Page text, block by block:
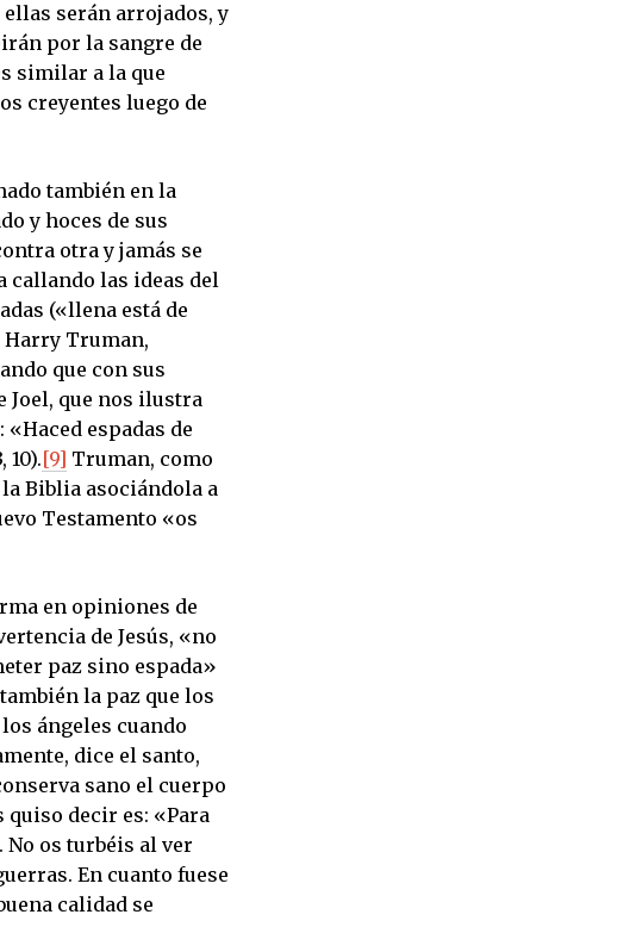
serán arrojados, y
por la sangre de
similar a la que
creyentes luego de
también en la
y hoces de sus
otra y jamás se
callando las ideas del
(«llena está de
Harry Truman,
que con sus
Joel, que nos ilustra
espadas de
10).[9] Truman, como
Biblia asociándola a
Testamento «os
en opiniones de
de Jesús, «no
paz sino espada»
la paz que los
ángeles cuando
dice el santo,
sano el cuerpo
quiso decir es: «Para
No os turbéis al ver
En cuanto fuese
calidad se